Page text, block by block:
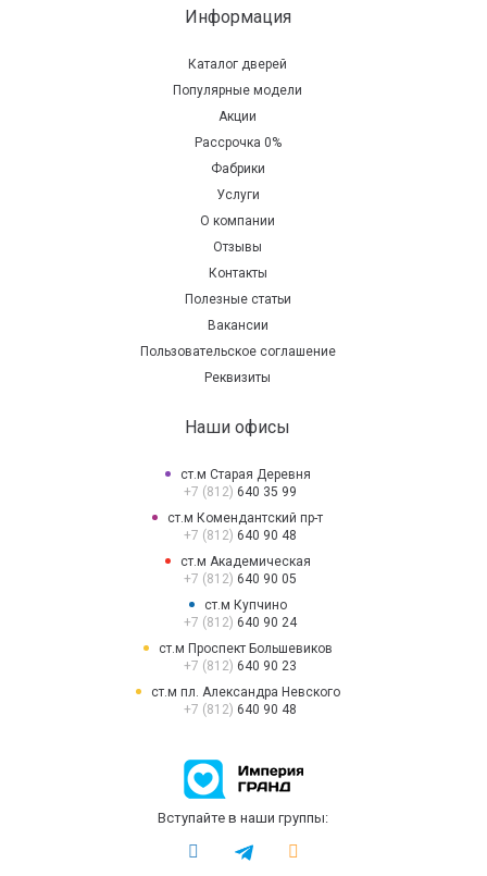
Информация
Каталог дверей
Популярные модели
Акции
Рассрочка 0%
Фабрики
Услуги
О компании
Отзывы
Контакты
Полезные статьи
Вакансии
Пользовательское соглашение
Реквизиты
Наши офисы
ст.м Старая Деревня
+7 (812) 640 35 99
ст.м Комендантский пр-т
+7 (812) 640 90 48
ст.м Академическая
+7 (812) 640 90 05
ст.м Купчино
+7 (812) 640 90 24
ст.м Проспект Большевиков
+7 (812) 640 90 23
ст.м пл. Александра Невского
+7 (812) 640 90 48
Вступайте в наши группы: